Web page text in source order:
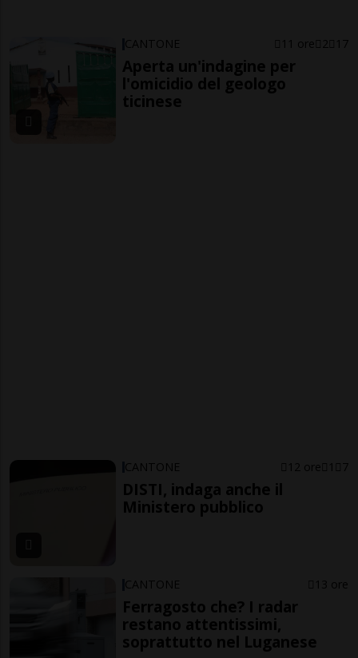
CANTONE 11 ore 2 17
Aperta un'indagine per
l'omicidio del geologo
ticinese
CANTONE 12 ore 1 7
DISTI, indaga anche il
Ministero pubblico
CANTONE 13 ore
Ferragosto che? I radar
restano attentissimi,
soprattutto nel Luganese